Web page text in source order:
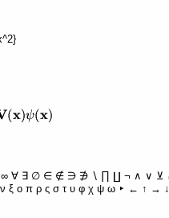
∀ ∃ ∅ ∈ ∉ ∋ ∌ ∖ ∏ ∐ ¬ ∧ ∨ ⊻
ξ ο π ρ ς σ τ υ φ χ ψ ω ‣ ← ↑ → ↓